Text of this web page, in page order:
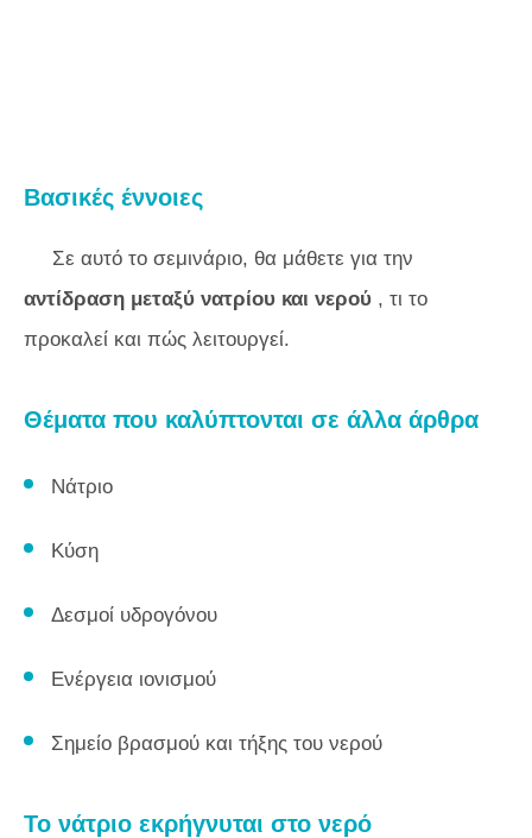
Βασικές έννοιες
Σε αυτό το σεμινάριο, θα μάθετε για την
αντίδραση μεταξύ νατρίου και νερού , τι το
προκαλεί και πώς λειτουργεί.
Θέματα που καλύπτονται σε άλλα άρθρα
Νάτριο
Κύση
Δεσμοί υδρογόνου
Ενέργεια ιονισμού
Σημείο βρασμού και τήξης του νερού
Το νάτριο εκρήγνυται στο νερό